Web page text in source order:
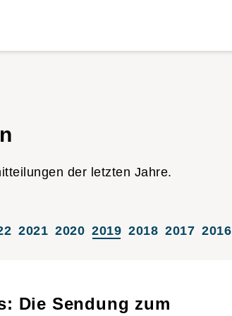
der letzten Jahre.
2021 2020 2019 2018 2017 2016
Die Sendung zum